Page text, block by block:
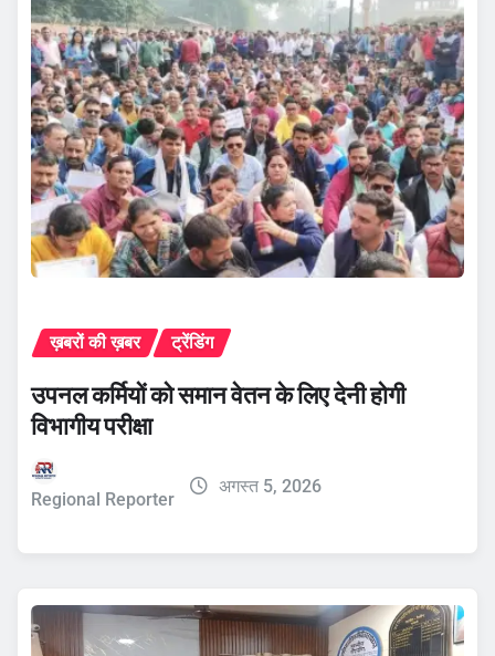
ख़बरों की ख़बर ट्रेंडिंग
उपनल कर्मियों को समान वेतन के लिए देनी होगी
विभागीय परीक्षा
Regional Reporter
अगस्त 5, 2026